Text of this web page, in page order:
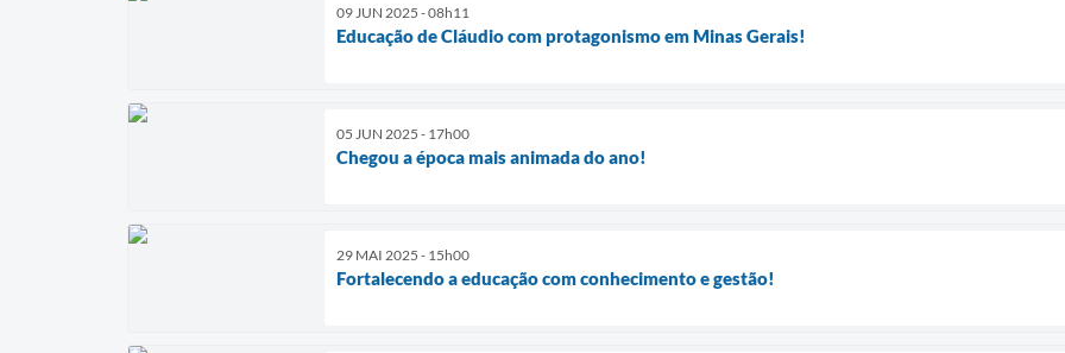
09 JUN 2025 - 08h11
Educação de Cláudio com protagonismo em Minas Gerais!
05 JUN 2025 - 17h00
Chegou a época mais animada do ano!
29 MAI 2025 - 15h00
Fortalecendo a educação com conhecimento e gestão!